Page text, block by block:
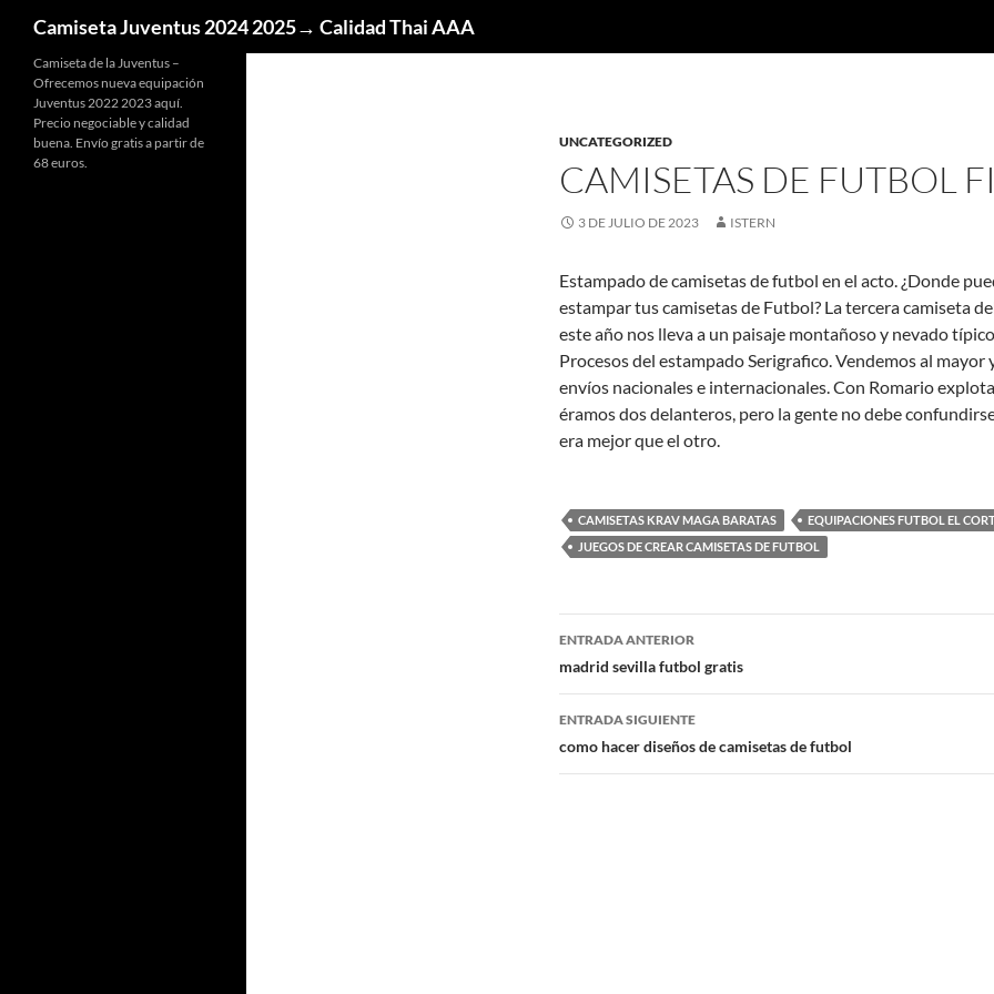
Camiseta Juventus 2024 2025→ Calidad Thai AAA
UNCATEGORIZED
CAMISETAS DE FUTBOL
3 DE JULIO DE 2023 ISTERN
Estampado de camisetas de futbol en el acto. ¿Donde
estampar tus camisetas de Futbol? La tercera camiseta
este año nos lleva a un paisaje montañoso y nevado
Procesos del estampado Serigrafico. Vendemos al mayor
envíos nacionales e internacionales. Con Romario
éramos dos delanteros, pero la gente no debe
era mejor que el otro.
CAMISETAS KRAV MAGA BARATAS
EQUIPACIONES FUTBOL EL
JUEGOS DE CREAR CAMISETAS DE FUTBOL
Navegación
de
entradas
ENTRADA ANTERIOR
madrid sevilla futbol gratis
ENTRADA SIGUIENTE
como hacer diseños de camisetas de futbol
Camiseta de la Juventus –
Ofrecemos nueva equipación
Juventus 2022 2023 aquí.
Precio negociable y calidad
buena. Envío gratis a partir de
68 euros.